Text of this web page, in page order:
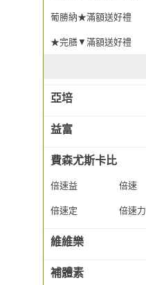
葡勝納★滿額送好禮
★完膳▼滿額送好禮
亞培
益富
費森尤斯卡比
倍速益
倍速
倍速定
倍速力
維維樂
補體素